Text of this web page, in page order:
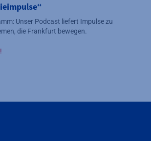
Unser Podcast liefert Impulse zu
die Frankfurt bewegen.